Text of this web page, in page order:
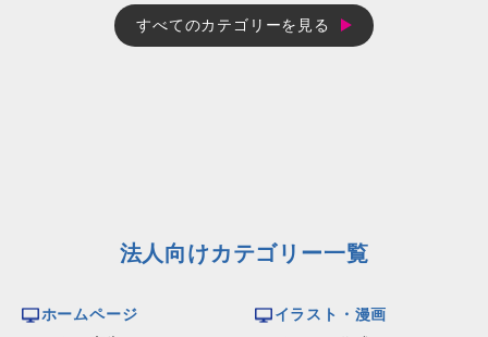
すべてのカテゴリーを見る
法人向けカテゴリー一覧
ホームページ
イラスト・漫画